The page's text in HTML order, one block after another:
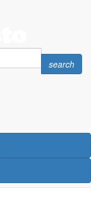
Search
search